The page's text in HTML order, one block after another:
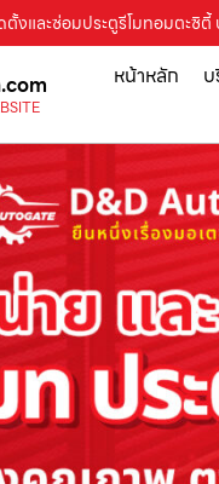
ตั้งและซ่อมประตูรีโมทอมตะซิ
หน้าหลัก